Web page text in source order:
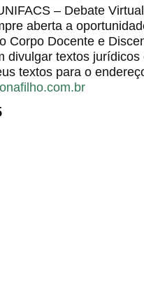
– Debate
aberta a
Corpo Docente e
divulgar textos
textos para o